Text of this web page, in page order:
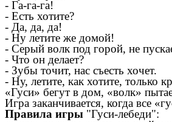
- Га-га-га!
- Есть хотите?
- Да, да, да!
- Ну летите же домой!
- Серый волк под горой, не
- Что он делает?
- Зубы точит, нас съесть хочет.
- Ну, летите, как хотите, только
«Гуси» бегут в дом, «волк»
Игра заканчивается, когда все
Правила игры "Гуси-лебеди":